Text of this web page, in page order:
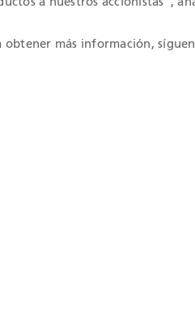
obtener más información,